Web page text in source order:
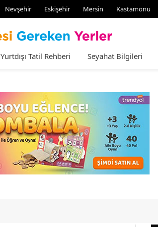
Nevşehir Eskişehir Mersin Kastamonu
Yurtdışı Tatil Rehberi Seyahat Bilgileri